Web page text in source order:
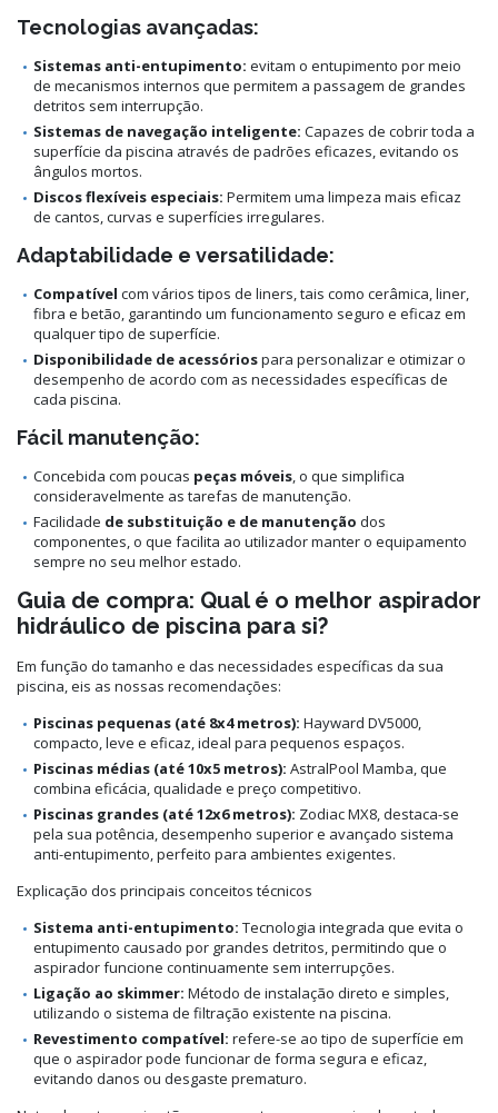
Tecnologias avançadas:
Sistemas anti-entupimento: evitam o entupimento por meio
de mecanismos internos que permitem a passagem de grandes
detritos sem interrupção.
Sistemas de navegação inteligente: Capazes de cobrir toda a
superfície da piscina através de padrões eficazes, evitando os
ângulos mortos.
Discos flexíveis especiais: Permitem uma limpeza mais eficaz
de cantos, curvas e superfícies irregulares.
Adaptabilidade e versatilidade:
Compatível com vários tipos de liners, tais como cerâmica, liner,
fibra e betão, garantindo um funcionamento seguro e eficaz em
qualquer tipo de superfície.
Disponibilidade de acessóriospara personalizar e otimizar o
desempenho de acordo com as necessidades específicas de
cada piscina.
Fácil manutenção:
Concebida com poucas peças móveis, o que simplifica
consideravelmente as tarefas de manutenção.
Facilidade de substituição e de manutenção dos
componentes, o que facilita ao utilizador manter o equipamento
sempre no seu melhor estado.
Guia de compra: Qual é o melhor aspirador
hidráulico de piscina para si?
Em função do tamanho e das necessidades específicas da sua
piscina, eis as nossas recomendações:
Piscinas pequenas (até 8x4 metros): Hayward DV5000,
compacto, leve e eficaz, ideal para pequenos espaços.
Piscinas médias (até 10x5 metros): AstralPool Mamba, que
combina eficácia, qualidade e preço competitivo.
Piscinas grandes (até 12x6 metros): Zodiac MX8, destaca-se
pela sua potência, desempenho superior e avançado sistema
anti-entupimento, perfeito para ambientes exigentes.
Explicação dos principais conceitos técnicos
Sistema anti-entupimento: Tecnologia integrada que evita o
entupimento causado por grandes detritos, permitindo que o
aspirador funcione continuamente sem interrupções.
Ligação ao skimmer: Método de instalação direto e simples,
utilizando o sistema de filtração existente na piscina.
Revestimento compatível: refere-se ao tipo de superfície em
que o aspirador pode funcionar de forma segura e eficaz,
evitando danos ou desgaste prematuro.